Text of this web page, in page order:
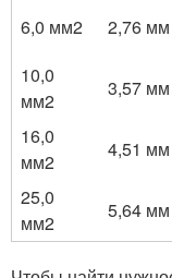
6,0 мм2
2,76 мм
10,0
мм2
3,57 мм
16,0
мм2
4,51 мм
25,0
мм2
5,64 мм